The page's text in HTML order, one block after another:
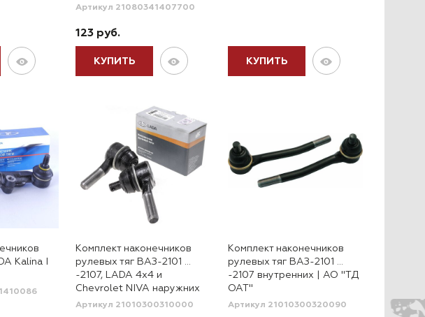
Артикул 21080341407700
123 руб.
КУПИТЬ КУПИТЬ
Kalina I
Комплект наконечников
рулевых тяг ВАЗ-2101 …
-2107, LADA 4x4 и
Chevrolet NIVA наружних
Артикул 21010300310000
Комплект наконечников
рулевых тяг ВАЗ-2101 …
-2107 внутренних | АО "ТД
ОАТ"
Артикул 21010300320090